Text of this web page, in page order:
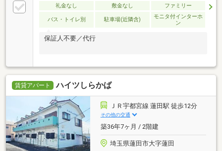
礼金なし 敷金なし ファミリー
バス・トイレ別 駐車場(近隣含)
モニタ付インターホ
ン
保証人不要／代行
賃貸アパート ハイツしらかば
ＪＲ宇都宮線 蓮田駅 徒歩12分
その他の交通
築36年7ヶ月 / 2階建
埼玉県蓮田市大字蓮田